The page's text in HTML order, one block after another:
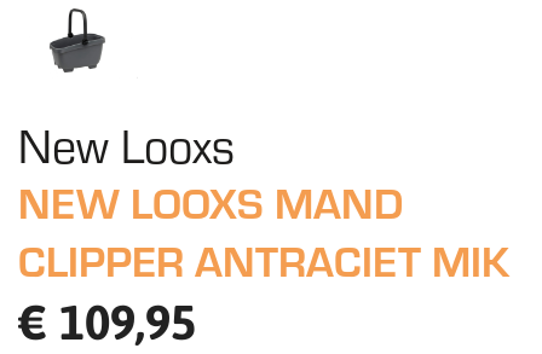
New Looxs
NEW LOOXS MAND
CLIPPER ANTRACIET MIK
€ 109,95